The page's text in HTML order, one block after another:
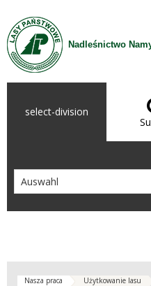
Zum Inhalt wechseln
Nadleśnictwo
select-division
Nasza praca Użytkowanie lasu